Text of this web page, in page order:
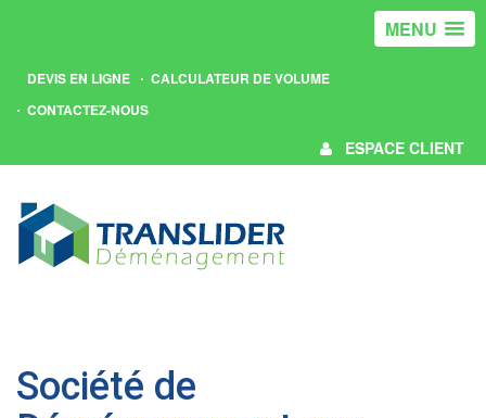
MENU
DEVIS EN LIGNE
CALCULATEUR DE VOLUME
CONTACTEZ-NOUS
ESPACE CLIENT
Société de